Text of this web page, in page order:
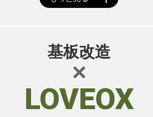
基板改造
×
LOVEOX